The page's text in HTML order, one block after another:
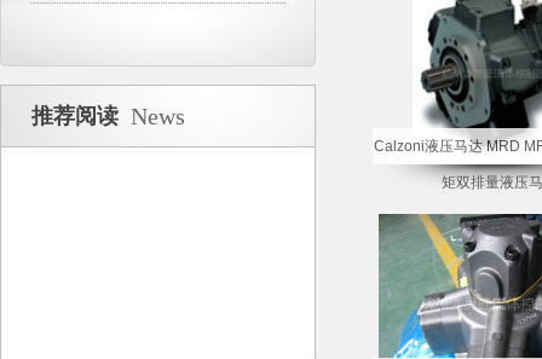
Calzoni液压马达 MRD
矩双排量液压
推荐阅读 News